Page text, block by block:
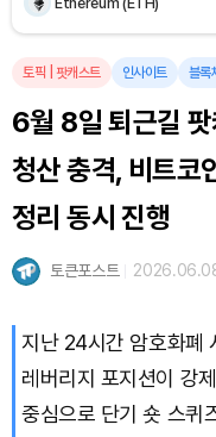
BNB (BNB)
USDC (USDC)
XRP (XRP)
Dogecoin (DOGE)
토픽 팟캐스트 인사이트 블록
6월 8일 퇴근길
청산 충격, 비트코
정리 동시 진행
토큰포스트
지난 24시간 암호화폐
레버리지 포지션이 강
중심으로 단기 숏 스퀴